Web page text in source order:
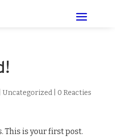
Uncategorized| 0 Reacties
This is your first post.